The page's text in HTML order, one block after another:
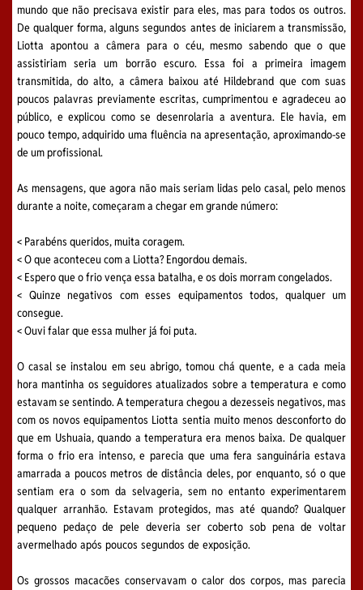
mundo que não precisava existir para eles, mas para todos os outros.
De qualquer forma, alguns segundos antes de iniciarem a transmissão,
Liotta apontou a câmera para o céu, mesmo sabendo que o que
assistiriam seria um borrão escuro. Essa foi a primeira imagem
transmitida, do alto, a câmera baixou até Hildebrand que com suas
poucos palavras previamente escritas, cumprimentou e agradeceu ao
público, e explicou como se desenrolaria a aventura. Ele havia, em
pouco tempo, adquirido uma fluência na apresentação, aproximando-se
de um profissional.
As mensagens, que agora não mais seriam lidas pelo casal, pelo menos
durante a noite, começaram a chegar em grande número:
< Parabéns queridos, muita coragem.
< O que aconteceu com a Liotta? Engordou demais.
< Espero que o frio vença essa batalha, e os dois morram congelados.
< Quinze negativos com esses equipamentos todos, qualquer um
consegue.
< Ouvi falar que essa mulher já foi puta.
O casal se instalou em seu abrigo, tomou chá quente, e a cada meia
hora mantinha os seguidores atualizados sobre a temperatura e como
estavam se sentindo. A temperatura chegou a dezesseis negativos, mas
com os novos equipamentos Liotta sentia muito menos desconforto do
que em Ushuaia, quando a temperatura era menos baixa. De qualquer
forma o frio era intenso, e parecia que uma fera sanguinária estava
amarrada a poucos metros de distância deles, por enquanto, só o que
sentiam era o som da selvageria, sem no entanto experimentarem
qualquer arranhão. Estavam protegidos, mas até quando? Qualquer
pequeno pedaço de pele deveria ser coberto sob pena de voltar
avermelhado após poucos segundos de exposição.
Os grossos macacões conservavam o calor dos corpos, mas parecia